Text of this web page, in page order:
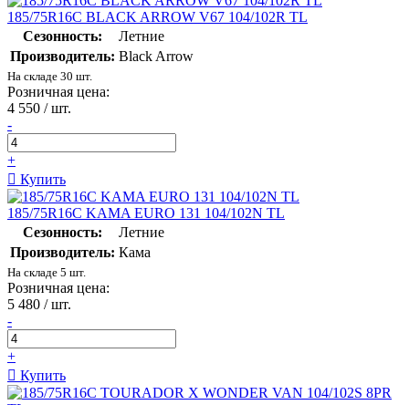
185/75R16C BLACK ARROW V67 104/102R TL
Сезонность:
Летние
Производитель: Black Arrow
На складе 30 шт.
Розничная цена:
4 550 / шт.
-
+
Купить
185/75R16C KAMA EURO 131 104/102N TL
Сезонность:
Летние
Производитель: Кама
На складе 5 шт.
Розничная цена:
5 480 / шт.
-
+
Купить